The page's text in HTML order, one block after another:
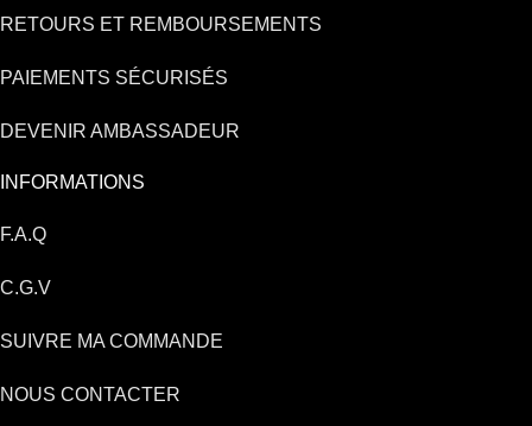
RETOURS ET REMBOURSEMENTS
PAIEMENTS SÉCURISÉS
DEVENIR AMBASSADEUR
INFORMATIONS
F.A.Q
C.G.V
SUIVRE MA COMMANDE
NOUS CONTACTER